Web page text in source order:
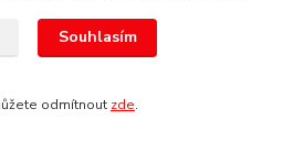
Souhlasím
odmítnout zde.